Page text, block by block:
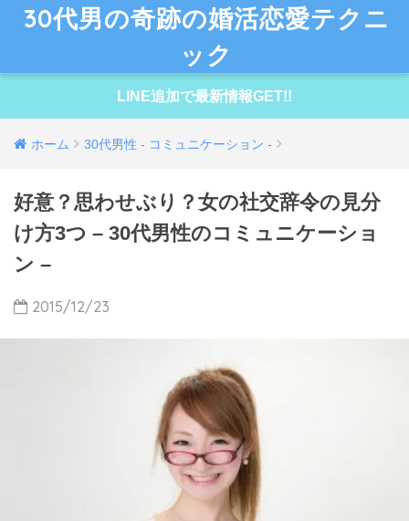
30代男の奇跡の婚活恋愛テクニ
ック
LINE追加で最新情報GET!!
ホーム 30代男性 - コミュニケーション -
好意？思わせぶり？女の社交辞令の見分
け方3つ – 30代男性のコミュニケーショ
ン –
2015/12/23